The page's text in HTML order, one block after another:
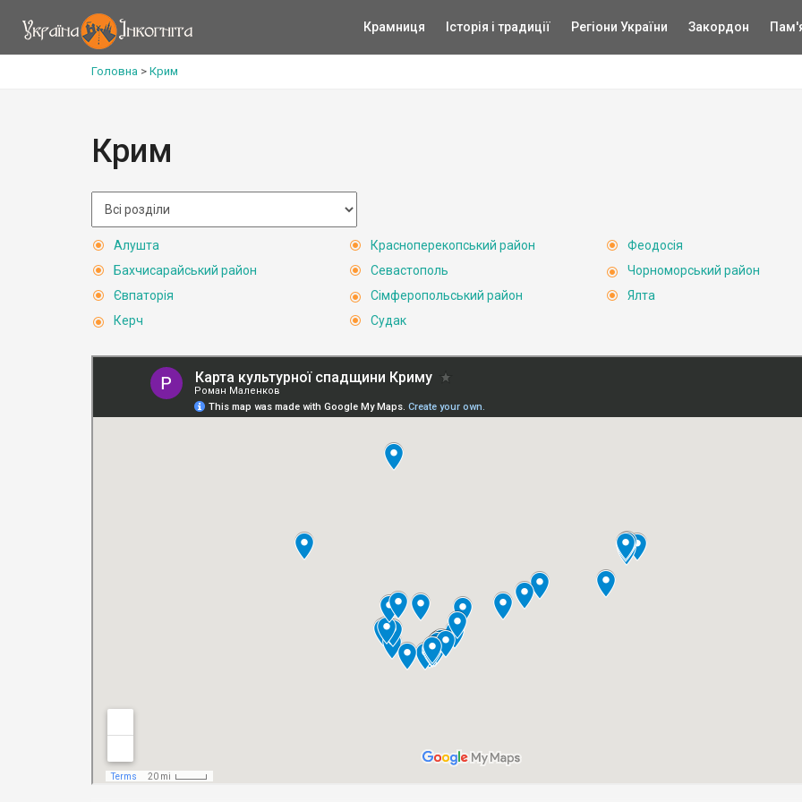
Крамниця Історія і традиції Регіони України Закордон
Головна > Крим
Крим
Алушта
Бахчисарайський район
Євпаторія
Керч
Красноперекопський район
Севастополь
Сімферопольський район
Судак
Феодосія
Чорноморський район
Ялта